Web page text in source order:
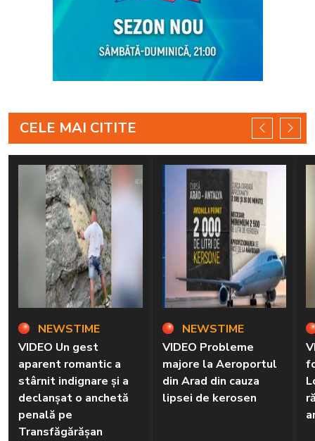
CELE MAI CITITE
NEWSTIME
VIDEO Un gest
aparent romantic a
stârnit indignare și a
declanșat o anchetă
penală pe
Transfăgărășan
NEWSTIME
VIDEO Probleme
majore la Aeroportul
din Arad din cauza
lipsei de kerosen